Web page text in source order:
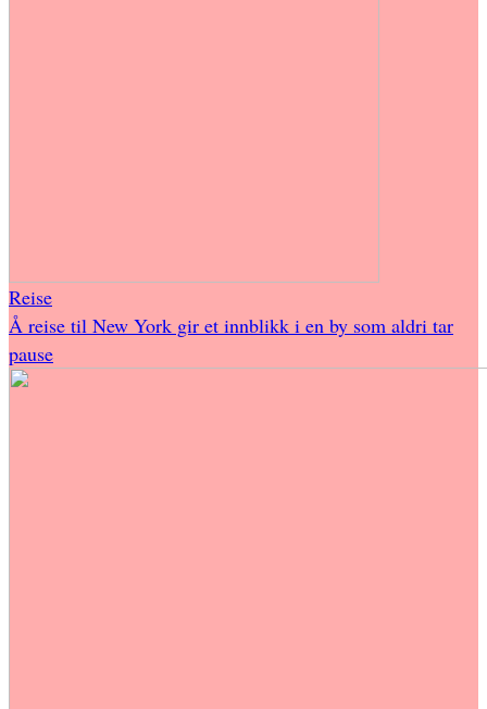
Reise
Å reise til New York gir et innblikk i en by som aldri tar
pause